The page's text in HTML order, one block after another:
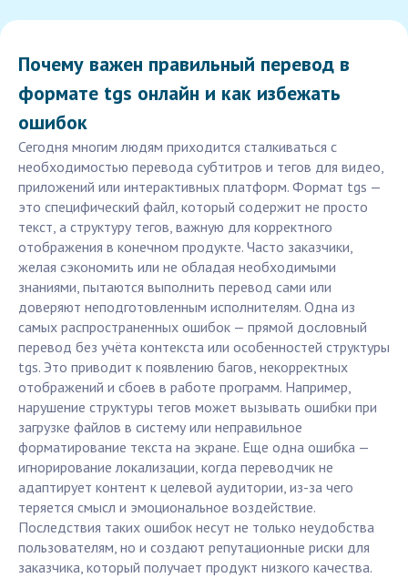
Почему важен правильный перевод в
формате tgs онлайн и как избежать
ошибок
Сегодня многим людям приходится сталкиваться с
необходимостью перевода субтитров и тегов для видео,
приложений или интерактивных платформ. Формат tgs —
это специфический файл, который содержит не просто
текст, а структуру тегов, важную для корректного
отображения в конечном продукте. Часто заказчики,
желая сэкономить или не обладая необходимыми
знаниями, пытаются выполнить перевод сами или
доверяют неподготовленным исполнителям. Одна из
самых распространенных ошибок — прямой дословный
перевод без учёта контекста или особенностей структуры
tgs. Это приводит к появлению багов, некорректных
отображений и сбоев в работе программ. Например,
нарушение структуры тегов может вызывать ошибки при
загрузке файлов в систему или неправильное
форматирование текста на экране. Еще одна ошибка —
игнорирование локализации, когда переводчик не
адаптирует контент к целевой аудитории, из-за чего
теряется смысл и эмоциональное воздействие.
Последствия таких ошибок несут не только неудобства
пользователям, но и создают репутационные риски для
заказчика, который получает продукт низкого качества.